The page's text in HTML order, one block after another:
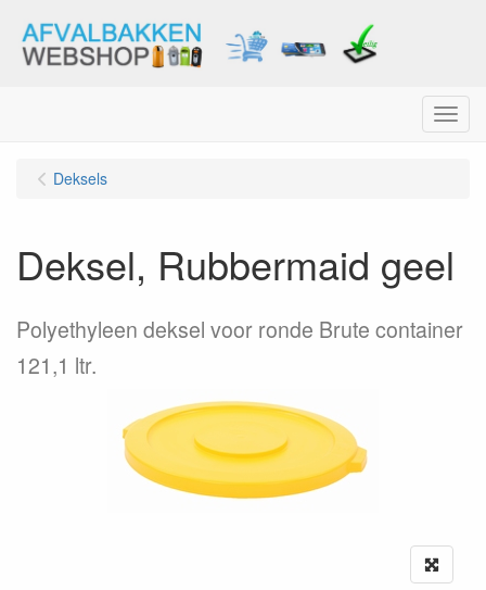
Menu
Deksels
Deksel, Rubbermaid geel
Polyethyleen deksel voor ronde Brute container
121,1 ltr.